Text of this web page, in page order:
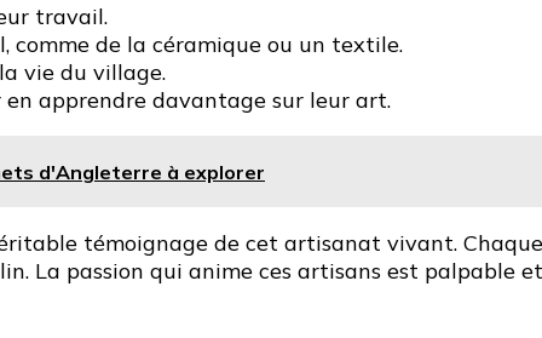
travail.
comme de la céramique ou un textile.
vie du village.
apprendre davantage sur leur art.
d'Angleterre à explorer
témoignage de cet artisanat vivant.
lin. La passion qui anime ces artisans est